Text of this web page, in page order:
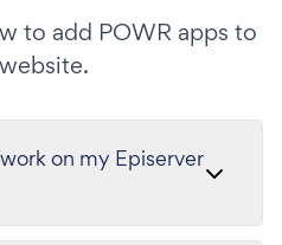
to add POWR apps to
on my Episerver